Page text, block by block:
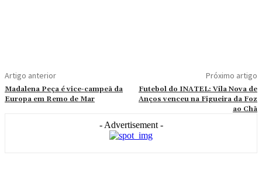
Artigo anterior
Madalena Peça é vice-campeã da
Europa em Remo de Mar
Próximo artigo
Futebol do INATEL: Vila Nova de
Anços venceu na Figueira da Foz
ao Chã
- Advertisement -